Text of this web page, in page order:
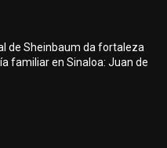
de Sheinbaum da fortaleza
familiar en Sinaloa: Juan de